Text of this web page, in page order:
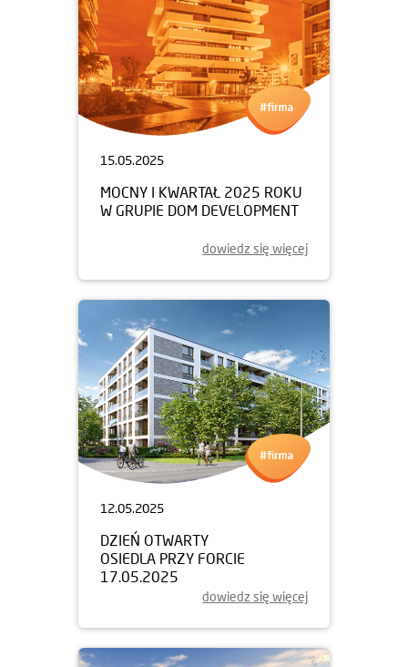
15.05.2025
MOCNY I KWARTAŁ 2025 ROKU
W GRUPIE DOM DEVELOPMENT
dowiedz się więcej
12.05.2025
DZIEŃ OTWARTY
OSIEDLA PRZY FORCIE
17.05.2025
dowiedz się więcej